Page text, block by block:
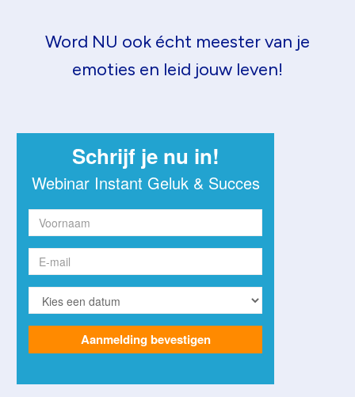
Word NU ook écht meester van je
emoties en leid jouw leven!